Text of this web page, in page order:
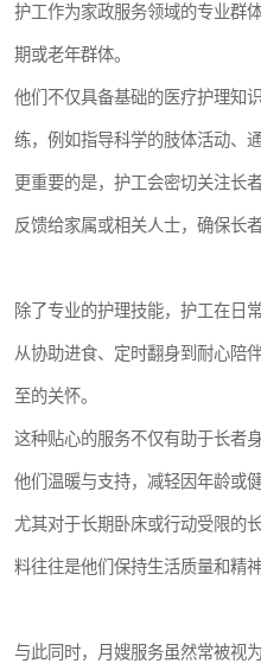
护工作为家政服务领域的专业群
期或老年群体。
他们不仅具备基础的医疗护理知
练，例如指导科学的肢体活动、
更重要的是，护工会密切关注长
反馈给家属或相关人士，确保长
除了专业的护理技能，护工在日
从协助进食、定时翻身到耐心陪
至的关怀。
这种贴心的服务不仅有助于长者
他们温暖与支持，减轻因年龄或
尤其对于长期卧床或行动受限的
料往往是他们保持生活质量和精
与此同时，月嫂服务虽然常被视